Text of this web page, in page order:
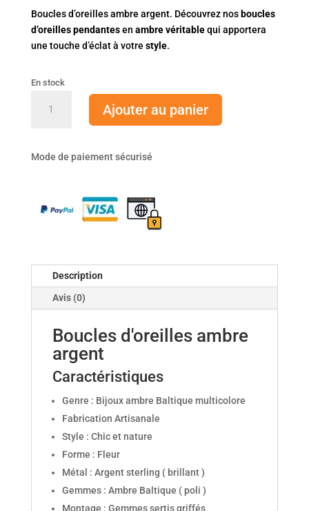
Boucles d’oreilles ambre argent. Découvrez nos boucles
d’oreilles pendantesen ambre véritablequi apportera
une touche d’éclat à votre style.
En stock
ambre
Ajouter au panier
Mode de paiement sécurisé
Description
Avis (0)
Boucles d'oreilles ambre
argent
Caractéristiques
Genre : Bijoux ambre Baltique multicolore
Fabrication Artisanale
Style : Chic et nature
Forme : Fleur
Métal : Argent sterling ( brillant )
Gemmes : Ambre Baltique ( poli )
Montage : Gemmes sertis griffés